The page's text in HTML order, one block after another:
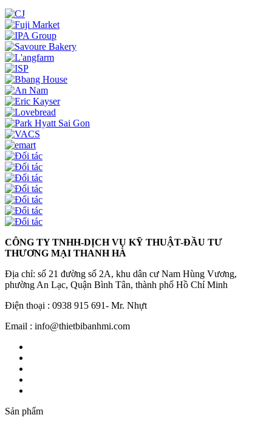
CÔNG TY TNHH-DỊCH VỤ KỸ THUẬT-ĐẦU TƯ
THƯƠNG MẠI THANH HÀ
Địa chỉ: số 21 đường số 2A, khu dân cư Nam Hùng Vương,
phường An Lạc, Quận Bình Tân, thành phố Hồ Chí Minh
Điện thoại : 0938 915 691- Mr. Nhựt
Email : info@thietbibanhmi.com
Sản phẩm